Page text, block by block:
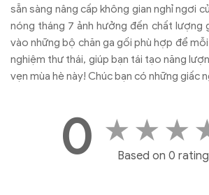
sẵn sàng nâng cấp không gian nghỉ ngơi
nóng tháng 7 ảnh hưởng đến chất lượng
vào những bộ chăn ga gối phù hợp để
nghiệm thư thái, giúp bạn tái tạo năng
vẹn mùa hè này! Chúc bạn có những giấc
0 ★ ★ ★
Based on 0